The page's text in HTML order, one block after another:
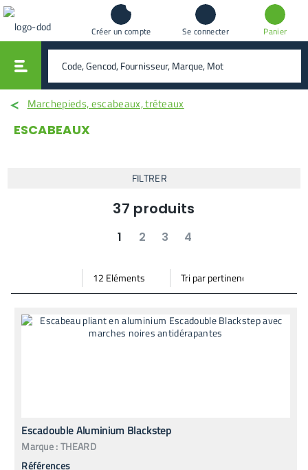
Créer un compte Se connecter Panier
rechercher
Marchepieds, escabeaux, tréteaux
ESCABEAUX
FILTRER
37 produits
1 2 3 4
Mode vignette
Mode bande
Par
page
Trier
par
Escadouble Aluminium Blackstep
Marque :THEARD
Références